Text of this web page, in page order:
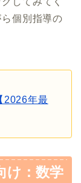
個別指導の
2026年最
け：数学